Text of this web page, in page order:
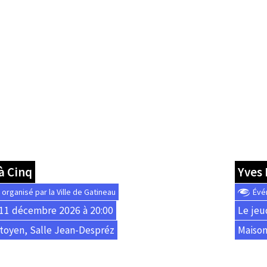
Cinq
par la Ville de Gatineau
décembre 2026 à 20:00
Salle Jean-Despréz
Le